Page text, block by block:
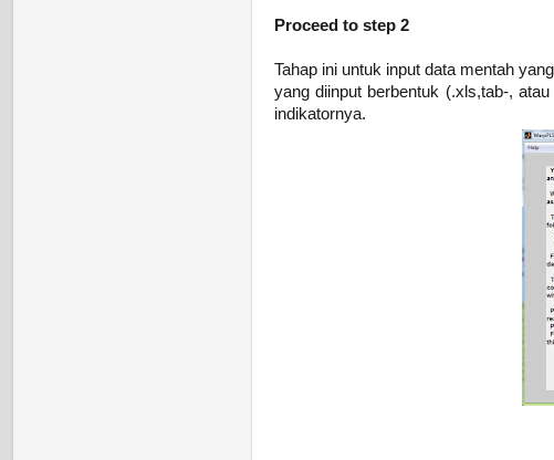
Proceed to step 2
Tahap ini untuk input data mentah
yang diinput berbentuk (.xls,tab-,
indikatornya.